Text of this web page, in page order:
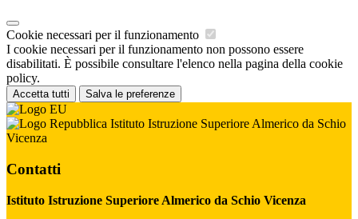
Cookie necessari per il funzionamento
I cookie necessari per il funzionamento non possono essere
disabilitati. È possibile consultare l'elenco nella pagina della cookie
policy.
Accetta tutti Salva le preferenze
Istituto Istruzione Superiore Almerico da Schio
Vicenza
Contatti
Istituto Istruzione Superiore Almerico da Schio Vicenza